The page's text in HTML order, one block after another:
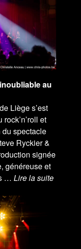
au
Liège s’est
et
du spectacle
Ryckier &
signée
généreuse et
… Lire la suite